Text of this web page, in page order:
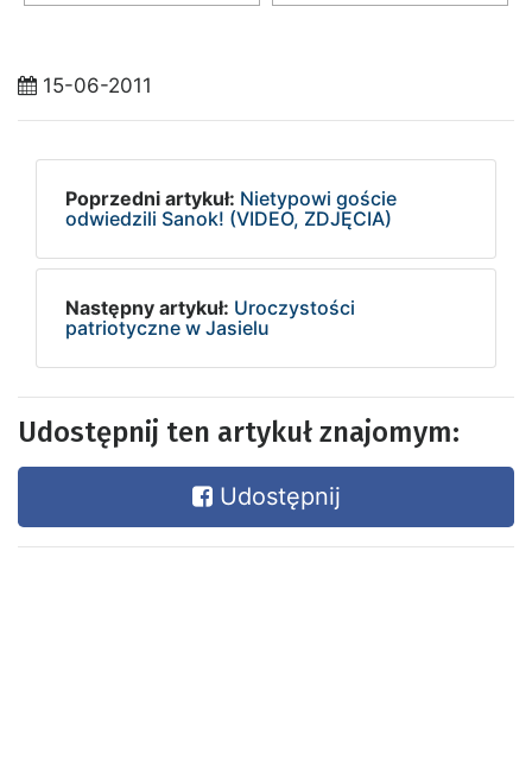
15-06-2011
Poprzedni artykuł: Nietypowi goście
odwiedzili Sanok! (VIDEO, ZDJĘCIA)
Następny artykuł: Uroczystości
patriotyczne w Jasielu
Udostępnij ten artykuł znajomym:
Udostępnij